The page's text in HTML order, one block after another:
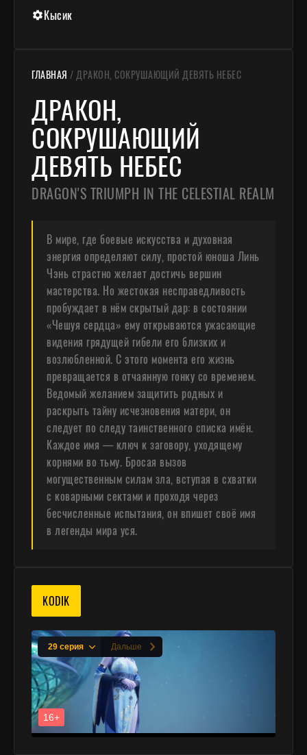
Кысик
ГЛАВНАЯ /ДРАКОН, СОКРУШАЮЩИЙ ДЕВЯТЬ НЕБЕС
ДРАКОН,
СОКРУШАЮЩИЙ
ДЕВЯТЬ НЕБЕС
DRAGON'S TRIUMPH IN THE CELESTIAL REALM
В мире, где боевые искусства и духовная
энергия определяют силу, простой юноша Линь
Чэнь страстно желает достичь вершин
мастерства. Но жестокая несправедливость
пробуждает в нём скрытый дар: в состоянии
«Чешуя сердца» ему открываются ужасающие
видения грядущей гибели его близких и
возлюбленной. С этого момента его жизнь
превращается в отчаянную гонку со временем.
Ведомый желанием защитить родных и
раскрыть тайну исчезновения матери, он
следует по следу таинственного списка имён.
Каждое имя — ключ к заговору, уходящему
корнями во тьму. Бросая вызов
могущественным силам зла, вступая в схватки
с коварными сектами и проходя через
бесчисленные испытания, он впишет своё имя
в легенды мира уся.
KODIK